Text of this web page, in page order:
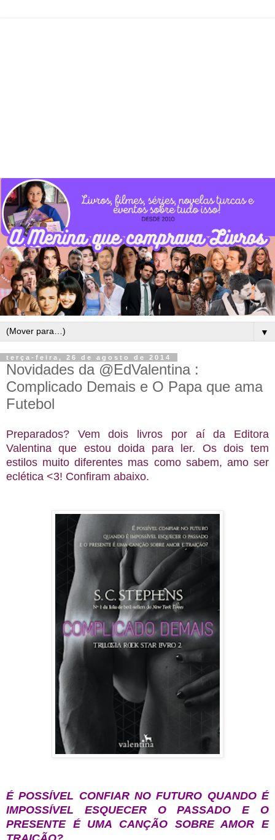
▼
terça-feira, 26 de agosto de 2014
Novidades da @EdValentina :
Complicado Demais e O Papa que ama
Futebol
Preparados? Vem dois livros por aí da Editora
Valentina que estou doida para ler. Os dois tem
estilos muito diferentes mas como sabem, amo ser
eclética <3! Confiram abaixo.
É POSSÍVEL CONFIAR NO FUTURO QUANDO É
IMPOSSÍVEL ESQUECER O PASSADO E O
PRESENTE É UMA CANÇÃO SOBRE AMOR E